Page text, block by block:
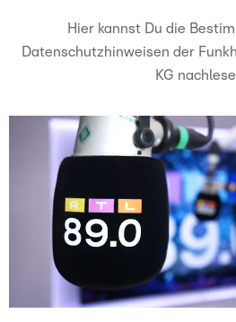
Hier kannst Du die
Datenschutzhinweisen der
KG